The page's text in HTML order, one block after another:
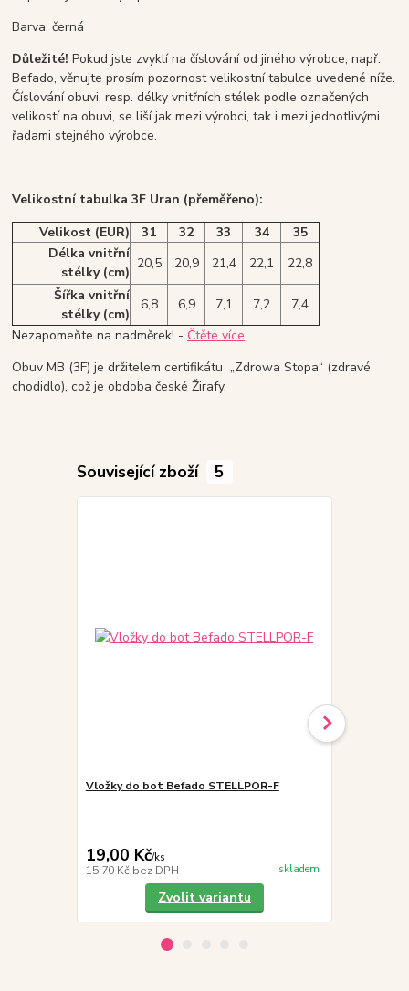
Barva: černá
Důležité! Pokud jste zvyklí na číslování od jiného výrobce, např.
Befado, věnujte prosím pozornost velikostní tabulce uvedené níže.
Číslování obuvi, resp. délky vnitřních stélek podle označených
velikostí na obuvi, se liší jak mezi výrobci, tak i mezi jednotlivými
řadami stejného výrobce.
Velikostní tabulka 3F Uran (přeměřeno):
Velikost (EUR)
31 32 33 34
35
Délka vnitřní
stélky (cm)
20,5 20,9 21,4 22,1
22,8
Šířka vnitřní
stélky (cm)
6,8 6,9 7,1 7,2
7,4
Nezapomeňte na nadměrek! - Čtěte více.
Obuv MB (3F) je držitelem certifikátu „Zdrowa Stopa“ (zdravé
chodidlo), což je obdoba české Žirafy.
Související zboží 5
Vložky do bot Befado STELLPOR-F
19,00 Kč/ks
15,70 Kč bez DPH skladem
Zvolit variantu